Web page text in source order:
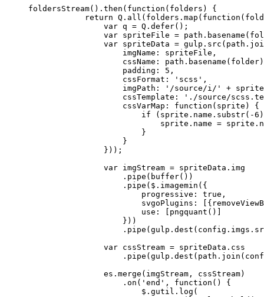
foldersStream().then(function(folders) {
return
                var q = Q.defer();
var spriteFile =
var spriteData =
                    imgName: spriteFile,
cssName:
                    padding: 5,
                    cssFormat: 'scss',
imgPath: '/source/i/' +
cssTemplate: './source/
                    cssVarMap: function(sprite) {
if (sprite.name.substr(-
sprite.name =
                        }
                    }
                }));
                var imgStream = spriteData.img
                    .pipe(buffer())
                    .pipe($.imagemin({
                        progressive: true,
svgoPlugins:
                        use: [pngquant()]
                    }))
                var cssStream = spriteData.css
                es.merge(imgStream, cssStream)
                    .on('end', function() {
                        $.gutil.log(